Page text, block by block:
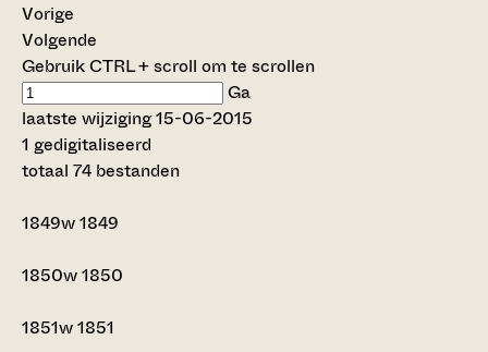
Vorige
Volgende
Gebruik CTRL + scroll om te scrollen
Ga
laatste wijziging 15-06-2015
1 gedigitaliseerd
totaal 74 bestanden
1849w1849
1850w1850
1851w1851